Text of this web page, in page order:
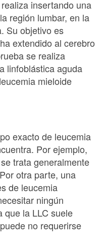
insertando una
región lumbar, en la
Su objetivo es
extendido al cerebro
se realiza
linfoblástica aguda
mieloide
exacto de leucemia
Por ejemplo,
trata generalmente
otra parte, una
de leucemia
ningún
que la LLC suele
no requerirse